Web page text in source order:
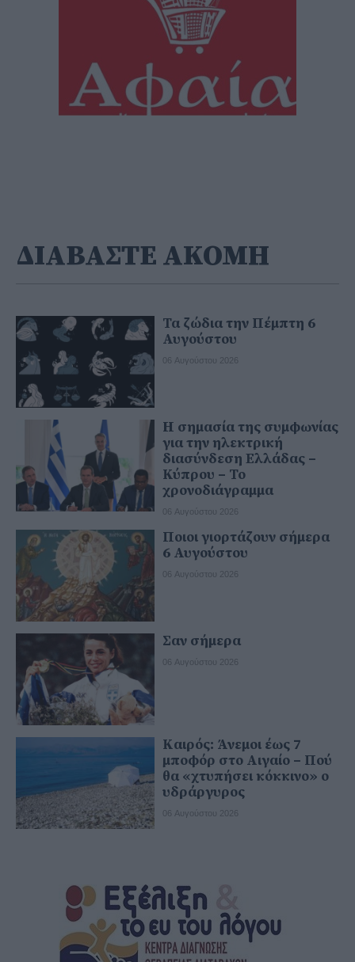
ΔΙΑΒΑΣΤΕ ΑΚΟΜΗ
Τα ζώδια την Πέμπτη 6
Αυγούστου
06 Αυγούστου 2026
H σημασία της συμφωνίας
για την ηλεκτρική
διασύνδεση Ελλάδας –
Κύπρου – Το
χρονοδιάγραμμα
06 Αυγούστου 2026
Ποιοι γιορτάζουν σήμερα
6 Αυγούστου
06 Αυγούστου 2026
Σαν σήμερα
06 Αυγούστου 2026
Καιρός: Άνεμοι έως 7
μποφόρ στο Αιγαίο – Πού
θα «χτυπήσει κόκκινο» ο
υδράργυρος
06 Αυγούστου 2026